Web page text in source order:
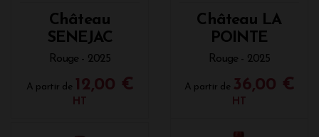
Château
SENEJAC
Rouge - 2025
A partir de 12,00 €
HT
Château LA
POINTE
Rouge - 2025
A partir de 36,00 €
HT